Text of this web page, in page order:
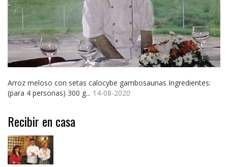
Arroz meloso con setas calocybe gambosaunas Ingredientes:
(para 4 personas) 300 g... 14-08-2020
Recibir en casa